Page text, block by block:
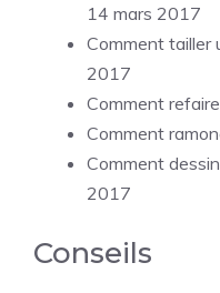
14 mars 2017
Comment tailler
2017
Comment
Comment
Comment
2017
Conseils